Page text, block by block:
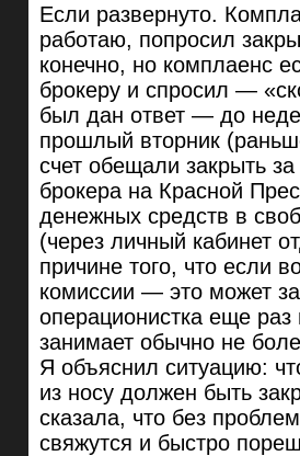
Если развернуто.
работаю, попросил
конечно, но комплаенс
брокеру и спросил —
был дан ответ — до
прошлый вторник
счет обещали закрыть
брокера на Красной
денежных средств в
(через личный кабинет
причине того, что если
комиссии — это может
операционистка еще
занимает обычно не
Я объяснил ситуацию:
из носу должен быть
сказала, что без
свяжутся и быстро